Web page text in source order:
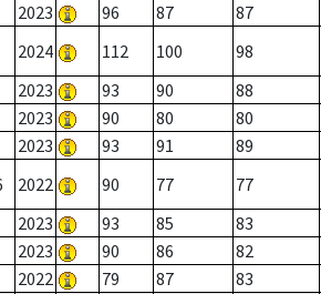
2023 96 87 87
2024 112 100 98
2023 93 90 88
2023 90 80 80
2023 93 91 89
2022 90 77 77
2023 93 85 83
2023 90 86 82
2022 79 87 83